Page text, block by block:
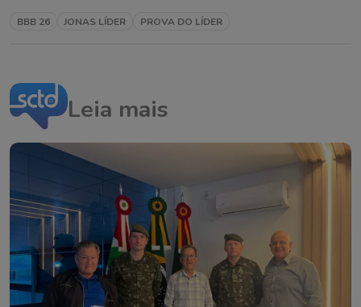
BBB 26 JONAS LÍDER PROVA DO LÍDER
Leia mais